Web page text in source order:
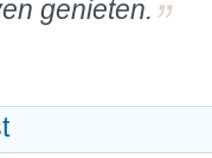
genieten.